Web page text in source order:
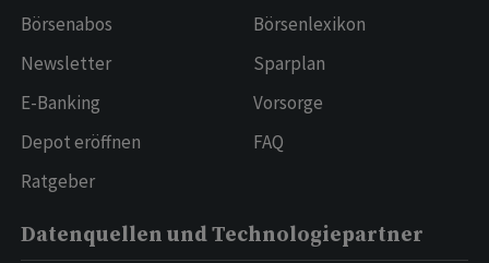
Börsenabos
Newsletter
E-Banking
Depot eröffnen
Ratgeber
Börsenlexikon
Sparplan
Vorsorge
FAQ
Datenquellen und Technologiepartner